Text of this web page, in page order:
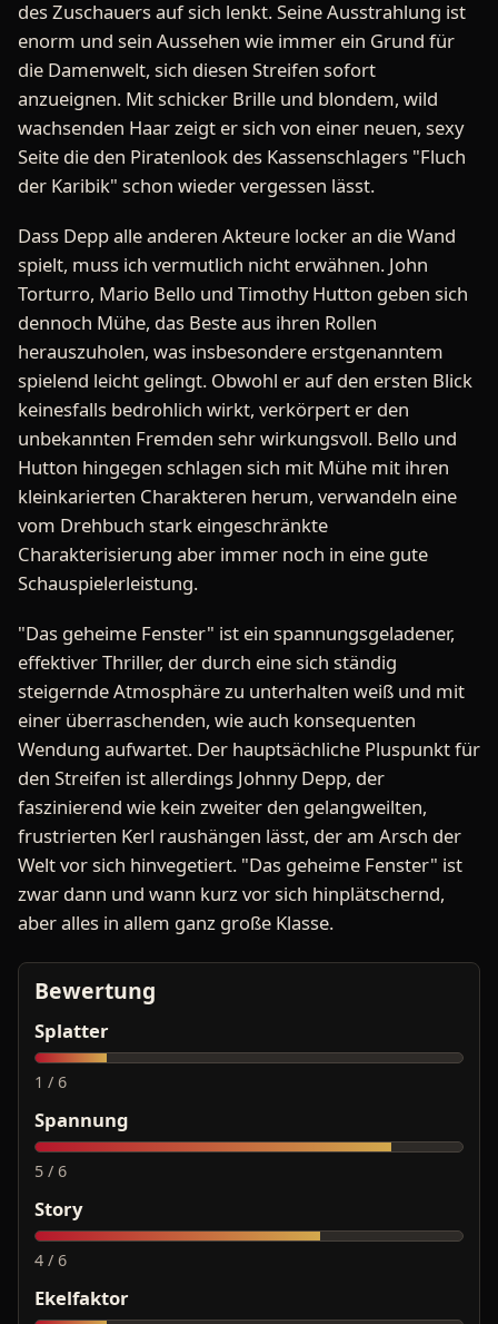
des Zuschauers auf sich lenkt. Seine Ausstrahlung ist
enorm und sein Aussehen wie immer ein Grund für
die Damenwelt, sich diesen Streifen sofort
anzueignen. Mit schicker Brille und blondem, wild
wachsenden Haar zeigt er sich von einer neuen, sexy
Seite die den Piratenlook des Kassenschlagers "Fluch
der Karibik" schon wieder vergessen lässt.
Dass Depp alle anderen Akteure locker an die Wand
spielt, muss ich vermutlich nicht erwähnen. John
Torturro, Mario Bello und Timothy Hutton geben sich
dennoch Mühe, das Beste aus ihren Rollen
herauszuholen, was insbesondere erstgenanntem
spielend leicht gelingt. Obwohl er auf den ersten Blick
keinesfalls bedrohlich wirkt, verkörpert er den
unbekannten Fremden sehr wirkungsvoll. Bello und
Hutton hingegen schlagen sich mit Mühe mit ihren
kleinkarierten Charakteren herum, verwandeln eine
vom Drehbuch stark eingeschränkte
Charakterisierung aber immer noch in eine gute
Schauspielerleistung.
"Das geheime Fenster" ist ein spannungsgeladener,
effektiver Thriller, der durch eine sich ständig
steigernde Atmosphäre zu unterhalten weiß und mit
einer überraschenden, wie auch konsequenten
Wendung aufwartet. Der hauptsächliche Pluspunkt für
den Streifen ist allerdings Johnny Depp, der
faszinierend wie kein zweiter den gelangweilten,
frustrierten Kerl raushängen lässt, der am Arsch der
Welt vor sich hinvegetiert. "Das geheime Fenster" ist
zwar dann und wann kurz vor sich hinplätschernd,
aber alles in allem ganz große Klasse.
Bewertung
Splatter
1 / 6
Spannung
5 / 6
Story
4 / 6
Ekelfaktor